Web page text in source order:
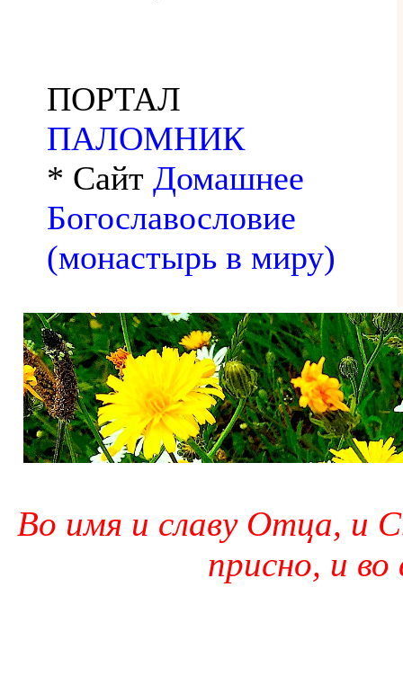
ПОРТАЛ
ПАЛОМНИК
* Сайт Домашнее
Богославословие
(монастырь в миру)
Во имя и славу Отца, и
присно, и во